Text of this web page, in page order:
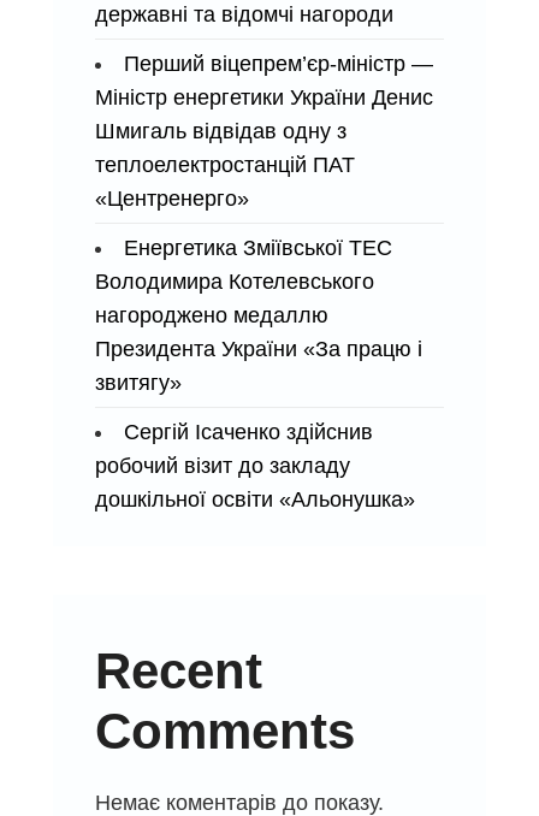
державні та відомчі нагороди
Перший віцепрем’єр-міністр —
Міністр енергетики України Денис
Шмигаль відвідав одну з
теплоелектростанцій ПАТ
«Центренерго»
Енергетика Зміївської ТЕС
Володимира Котелевського
нагороджено медаллю
Президента України «За працю і
звитягу»
Сергій Ісаченко здійснив
робочий візит до закладу
дошкільної освіти «Альонушка»
Recent
Comments
Немає коментарів до показу.